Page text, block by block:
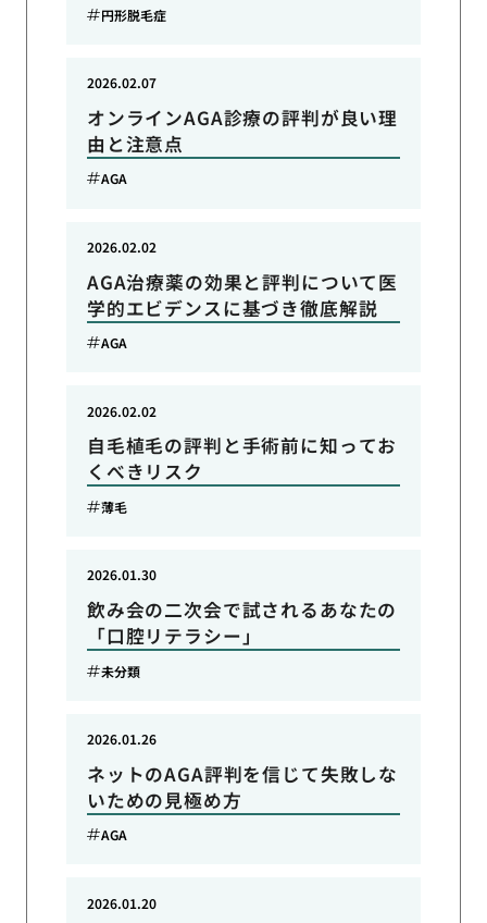
円形脱毛症
オンラインAGA診療の評判が良い理
由と注意点
2026.02.07
AGA
AGA治療薬の効果と評判について医
学的エビデンスに基づき徹底解説
2026.02.02
AGA
自毛植毛の評判と手術前に知ってお
くべきリスク
2026.02.02
薄毛
飲み会の二次会で試されるあなたの
「口腔リテラシー」
2026.01.30
未分類
ネットのAGA評判を信じて失敗しな
いための見極め方
2026.01.26
AGA
2026.01.20